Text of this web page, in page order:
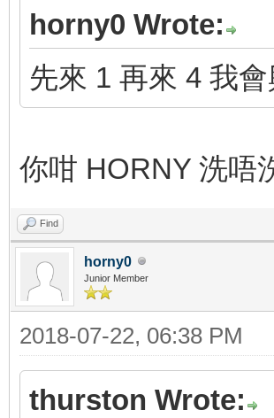
horny0 Wrote:
先來 1 再來 4 我
你咁 HORNY 洗唔
Find
horny0
Junior Member
2018-07-22, 06:38 PM
thurston Wrote: